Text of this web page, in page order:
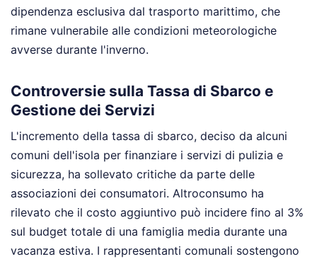
dipendenza esclusiva dal trasporto marittimo, che
rimane vulnerabile alle condizioni meteorologiche
avverse durante l'inverno.
Controversie sulla Tassa di Sbarco e
Gestione dei Servizi
L'incremento della tassa di sbarco, deciso da alcuni
comuni dell'isola per finanziare i servizi di pulizia e
sicurezza, ha sollevato critiche da parte delle
associazioni dei consumatori. Altroconsumo ha
rilevato che il costo aggiuntivo può incidere fino al 3%
sul budget totale di una famiglia media durante una
vacanza estiva. I rappresentanti comunali sostengono